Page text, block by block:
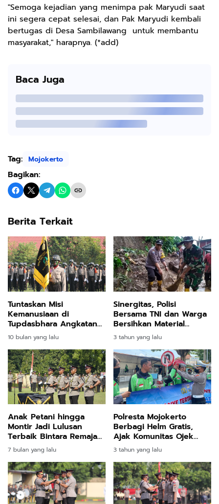
"Semoga kejadian yang menimpa pak Maryudi saat
ini segera cepat selesai, dan Pak Maryudi kembali
bertugas di Desa Sambilawang untuk membantu
masyarakat," harapnya. (*add)
Baca Juga
Tag: Mojokerto
Bagikan:
Berita Terkait
Tuntaskan Misi
Kemanusiaan di
Tupdasbhara Angkatan
Diktukba Polri SPN Polda
Jatim 2025 Sandang
Nama Satria Yana
Anucasana
10 bulan yang lalu
Sinergitas, Polisi
Bersama TNI dan Warga
Bersihkan Material
Longsor di Mojokerto
3 tahun yang lalu
Anak Petani hingga
Montir Jadi Lulusan
Terbaik Bintara Remaja
SPN Polda Jatim
7 bulan yang lalu
Polresta Mojokerto
Berbagi Helm Gratis,
Ajak Komunitas Ojek
Online Tertib Berlalu
3 tahun yang lalu